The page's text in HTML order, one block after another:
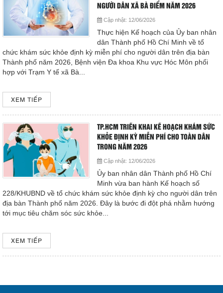
NGƯỜI DÂN XÃ BÀ ĐIỂM NĂM 2026
Cập nhật: 12/06/2026
Thực hiện Kế hoạch của Ủy ban nhân
dân Thành phố Hồ Chí Minh về tổ
chức khám sức khỏe định kỳ miễn phí cho người dân trên địa bàn
Thành phố năm 2026, Bệnh viện Đa khoa Khu vực Hóc Môn phối
hợp với Trạm Y tế xã Bà...
XEM TIẾP
TP.HCM TRIỂN KHAI KẾ HOẠCH KHÁM SỨC
KHỎE ĐỊNH KỲ MIỄN PHÍ CHO TOÀN DÂN
TRONG NĂM 2026
Cập nhật: 12/06/2026
Ủy ban nhân dân Thành phố Hồ Chí
Minh vừa ban hành Kế hoạch số
228/KHUBND về tổ chức khám sức khỏe định kỳ cho người dân trên
địa bàn Thành phố năm 2026. Đây là bước đi đột phá nhằm hướng
tới mục tiêu chăm sóc sức khỏe...
XEM TIẾP